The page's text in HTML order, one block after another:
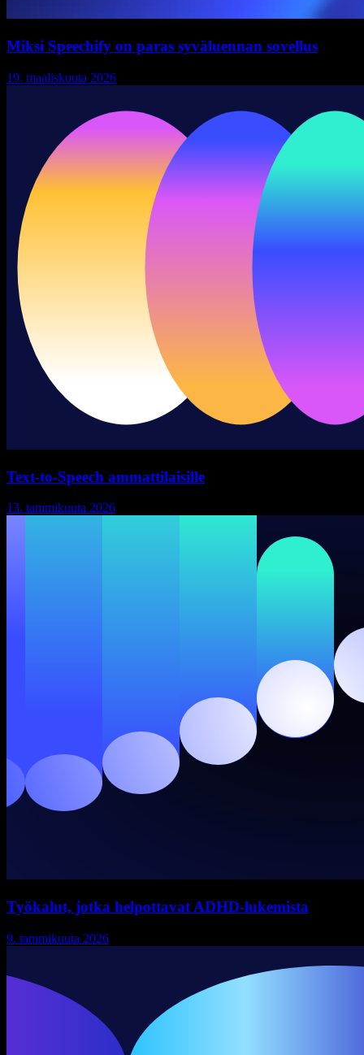
Miksi Speechify on paras syväluennan sovellus
19. maaliskuuta 2026
Text-to-Speech ammattilaisille
13. tammikuuta 2026
Työkalut, jotka helpottavat ADHD-lukemista
9. tammikuuta 2026